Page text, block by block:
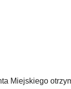
Miejskiego